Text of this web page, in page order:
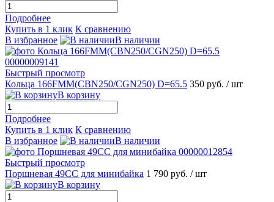
Подробнее
Купить в 1 клик К сравнению
В избранное
В наличии
Быстрый просмотр
Кольца 166FMM(CBN250/CGN250) D=65.5 350 руб. / шт
В корзину
Подробнее
Купить в 1 клик К сравнению
В избранное
В наличии
Быстрый просмотр
Поршневая 49СС для минибайка 1 790 руб. / шт
В корзину